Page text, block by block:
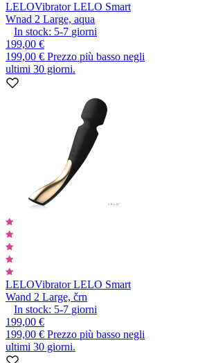
LELOVibrator LELO Smart
Wnad 2 Large, aqua
In stock: 5-7 giorni
199,00 €
199,00 € Prezzo più basso negli
ultimi 30 giorni.
LELOVibrator LELO Smart
Wand 2 Large, črn
In stock: 5-7 giorni
199,00 €
199,00 € Prezzo più basso negli
ultimi 30 giorni.